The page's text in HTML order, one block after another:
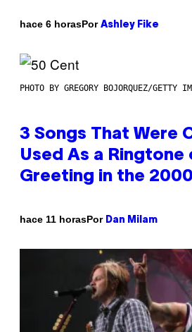
hace 6 horasPor Ashley Fike
PHOTO BY GREGORY BOJORQUEZ/GETTY
3 Songs That Were
Used As a Ringtone
Greeting in the
hace 11 horasPor Dan Milam